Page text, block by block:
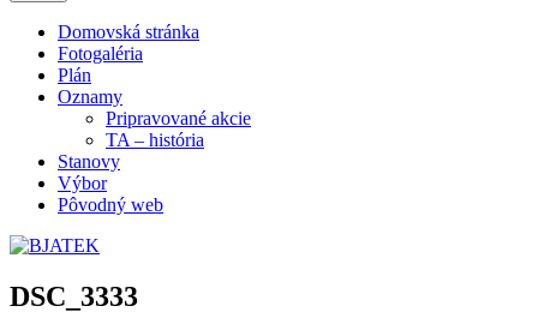
Domovská stránka
Fotogaléria
Plán
Oznamy
Pripravované akcie
TA – história
Stanovy
Výbor
Pôvodný web
DSC_3333